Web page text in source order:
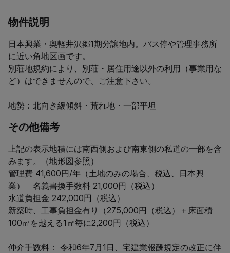
物件説明
日本興業・奥軽井沢郷1期分譲地内。バス停や管理事務所
に近い角地区画です。
別荘地規約により、別荘・居住用途以外の利用（事業用な
ど）はできませんので、ご注意下さい。
地勢：北向き緩傾斜・荒れ地・一部平坦
その他備考
上記の表示地積には南西側および南東側の私道の一部を含
みます。（地形図参照）
管理費 41,600円/年（土地のみの場合、税込、日本興
業）　名義書換手数料 21,000円（税込）
水道負担金 242,000円（税込）
新築時、工事負担金有り（275,000円（税込）＋床面積
100㎡を越える1㎡毎に2,200円（税込）
仲介手数料： 令和6年7月1日、宅建業報酬規定の改正に伴